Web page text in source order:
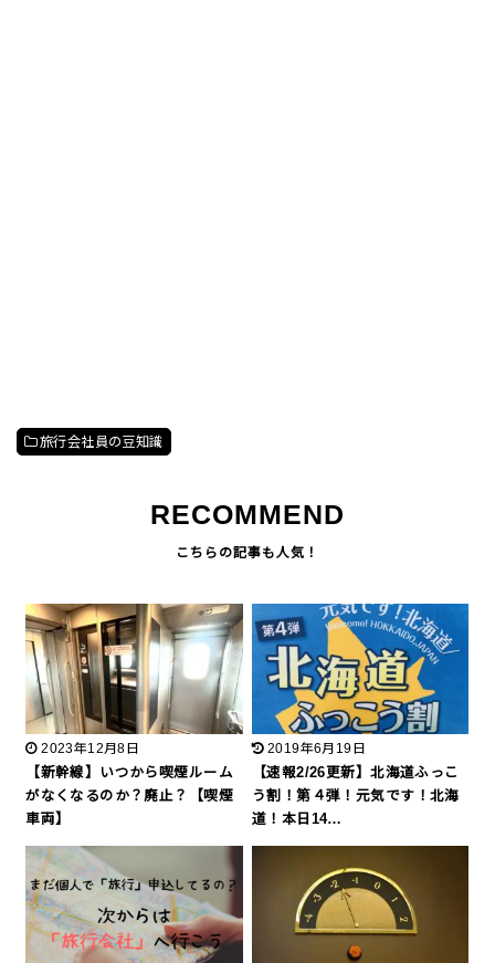
旅行会社員の豆知識
RECOMMEND
2023年12月8日
【新幹線】いつから喫煙ルーム
がなくなるのか？廃止？【喫煙
車両】
2019年6月19日
【速報2/26更新】北海道ふっこ
う割！第４弾！元気です！北海
道！本日14…